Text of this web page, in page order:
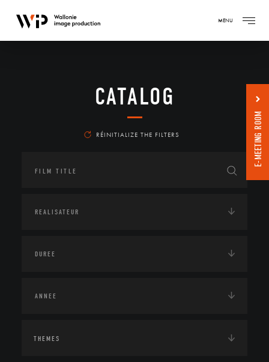
MENU
CATALOG
RÉINITIALIZE THE FILTERS
THEMES
E-MEETING ROOM